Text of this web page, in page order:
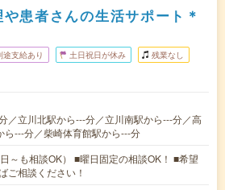
患者さんの生活サポート＊
途支給あり 土日祝日が休み 残業なし
／立川北駅から---分／立川南駅から---分／高
ら---分／柴崎体育館駅から---分
～も相談OK） ■曜日固定の相談OK！ ■希望
ご相談ください！